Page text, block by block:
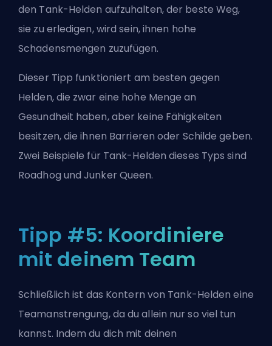
den Tank-Helden aufzuhalten, der beste Weg,
sie zu erledigen, wird sein, ihnen hohe
Schadensmengen zuzufügen.
Dieser Tipp funktioniert am besten gegen
Helden, die zwar eine hohe Menge an
Gesundheit haben, aber keine Fähigkeiten
besitzen, die ihnen Barrieren oder Schilde geben.
Zwei Beispiele für Tank-Helden dieses Typs sind
Roadhog und Junker Queen.
Tipp #5: Koordiniere
mit deinem Team
Schließlich ist das Kontern von Tank-Helden eine
Teamanstrengung, da du allein nur so viel tun
kannst. Indem du dich mit deinen